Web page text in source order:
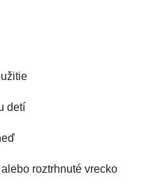
detí
roztrhnuté vrecko